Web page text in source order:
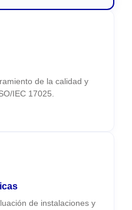
de la calidad y
IEC 17025.
de instalaciones y